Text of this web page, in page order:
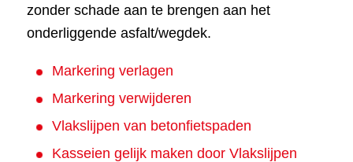
zonder schade aan te brengen aan het
onderliggende asfalt/wegdek.
Markering verlagen
Markering verwijderen
Vlakslijpen van betonfietspaden
Kasseien gelijk maken door Vlakslijpen